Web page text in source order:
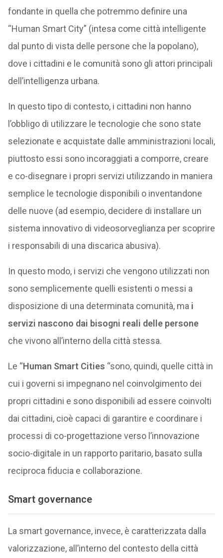
fondante in quella che potremmo definire una
“Human Smart City” (intesa come città intelligente
dal punto di vista delle persone che la popolano),
dove i cittadini e le comunità sono gli attori principali
dell’intelligenza urbana.
In questo tipo di contesto, i cittadini non hanno
l’obbligo di utilizzare le tecnologie che sono state
selezionate e acquistate dalle amministrazioni locali,
piuttosto essi sono incoraggiati a comporre, creare
e co-disegnare i propri servizi utilizzando in maniera
semplice le tecnologie disponibili o inventandone
delle nuove (ad esempio, decidere di installare un
sistema innovativo di videosorveglianza per scoprire
i responsabili di una discarica abusiva).
In questo modo, i servizi che vengono utilizzati non
sono semplicemente quelli esistenti o messi a
disposizione di una determinata comunità, ma i
servizi nascono dai bisogni reali delle persone
che vivono all’interno della città stessa.
Le “Human Smart Cities “sono, quindi, quelle città in
cui i governi si impegnano nel coinvolgimento dei
propri cittadini e sono disponibili ad essere coinvolti
dai cittadini, cioè capaci di garantire e coordinare i
processi di co-progettazione verso l’innovazione
socio-digitale in un rapporto paritario, basato sulla
reciproca fiducia e collaborazione.
Smart governance
La smart governance, invece, è caratterizzata dalla
valorizzazione, all’interno del contesto della città